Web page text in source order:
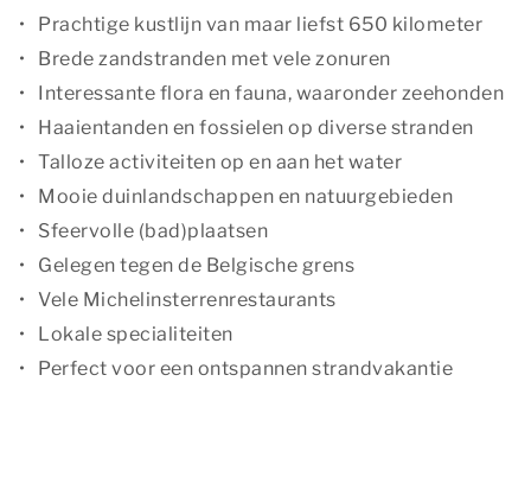
Prachtige kustlijn van maar liefst 650 kilometer
Brede zandstranden met vele zonuren
Interessante flora en fauna, waaronder zeehonden
Haaientanden en fossielen op diverse stranden
Talloze activiteiten op en aan het water
Mooie duinlandschappen en natuurgebieden
Sfeervolle (bad)plaatsen
Gelegen tegen de Belgische grens
Vele Michelinsterrenrestaurants
Lokale specialiteiten
Perfect voor een ontspannen strandvakantie